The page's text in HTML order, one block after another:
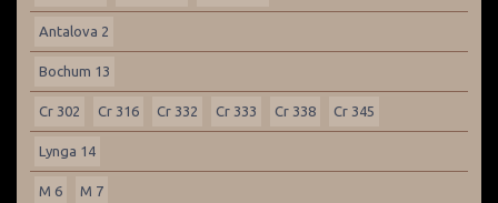
Antalova 2
Bochum 13
Cr 302 Cr 316 Cr 332 Cr 333 Cr 338 Cr 345
Lynga 14
M 6 M 7